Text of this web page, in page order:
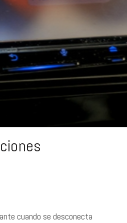
cuando se desconecta